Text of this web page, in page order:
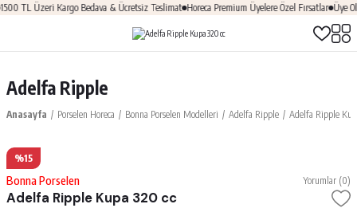
TL Üzeri Kargo Bedava & Ücretsiz Teslimat Horeca Premium Üyelere Özel Fırsatlar Üye Ol
Adelfa Ripple
Anasayfa Porselen Horeca Bonna Porselen Modelleri Adelfa Ripple Adelfa Ripple
%15
Bonna Porselen Yorumlar (0)
Adelfa Ripple Kupa 320 cc